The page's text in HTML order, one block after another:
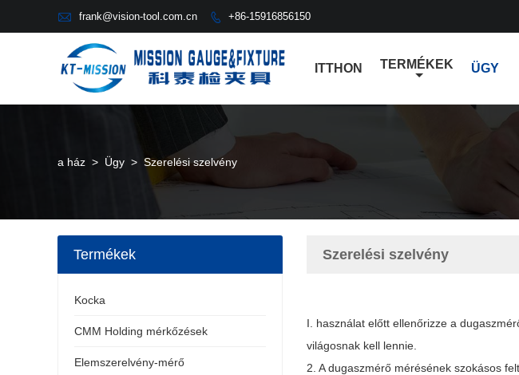
 frank@vision-tool.com.cn  +86-15916856150
ITTHON TERMÉKEK ÜGY
a ház > Ügy > Szerelési szelvény
Szerelési szelvény
I. használat előtt ellenőrizze a
világosnak kell lennie.
2. A dugaszmérő mérésének szokásos
Termékek
Kocka
CMM Holding mérkőzések
Elemszerelvény-mérő